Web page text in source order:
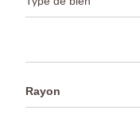
Rayon